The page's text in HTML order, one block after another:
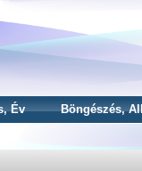
Év
Böngészés,